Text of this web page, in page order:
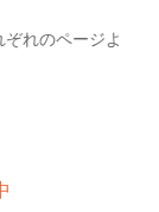
れのページよ